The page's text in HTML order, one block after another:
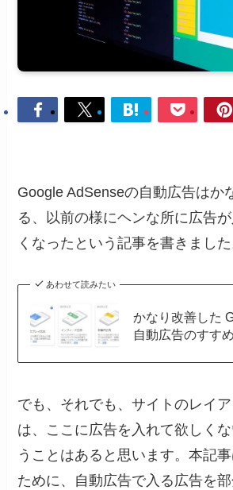
Google AdSenseの自動広告はか
る、以前の様にヘンな所に広告
くなったという記事を書きました
あわせて読みたい
かなり改善した
自動広告のすすめ
でも、それでも、サイトのレイ
は、ここに広告を入れて欲しく
うことはあると思います。本記
ために、自動広告で入る広告を